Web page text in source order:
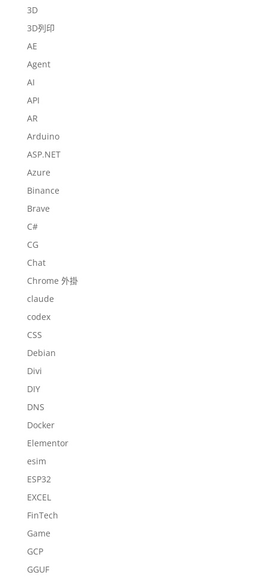
3D
3D列印
AE
Agent
AI
API
AR
Arduino
ASP.NET
Azure
Binance
Brave
C#
CG
Chat
Chrome 外掛
claude
codex
CSS
Debian
Divi
DIY
DNS
Docker
Elementor
esim
ESP32
EXCEL
FinTech
Game
GCP
GGUF